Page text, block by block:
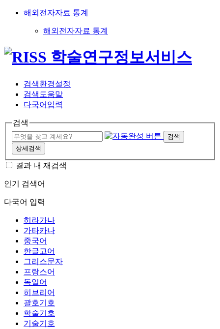
해외전자자료 통계
해외전자자료 통계
검색환경설정
검색도움말
다국어입력
검색
검색
상세검색
결과 내 재검색
인기 검색어
다국어 입력
히라가나
가타카나
중국어
한글고어
그리스문자
프랑스어
독일어
히브리어
괄호기호
학술기호
기술기호